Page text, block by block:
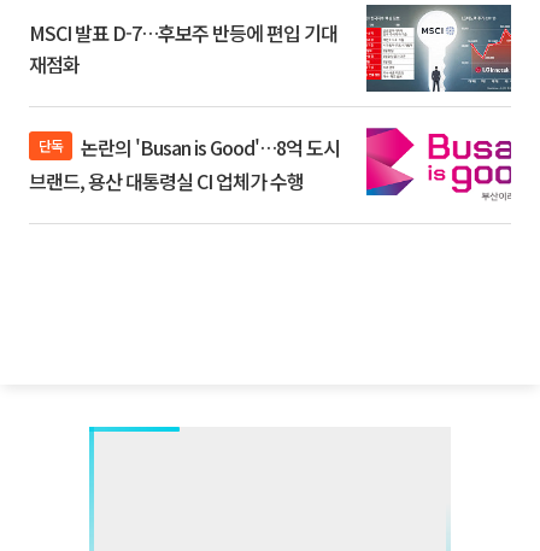
MSCI 발표 D-7…후보주 반등에 편입 기대
재점화
단독
브랜드, 용산 대통령실 CI 업체가 수행